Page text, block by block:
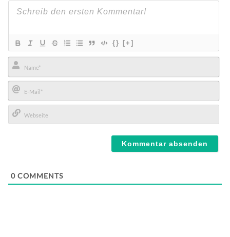
{} [+]
Name*
E-
Mail*
0 COMMENTS